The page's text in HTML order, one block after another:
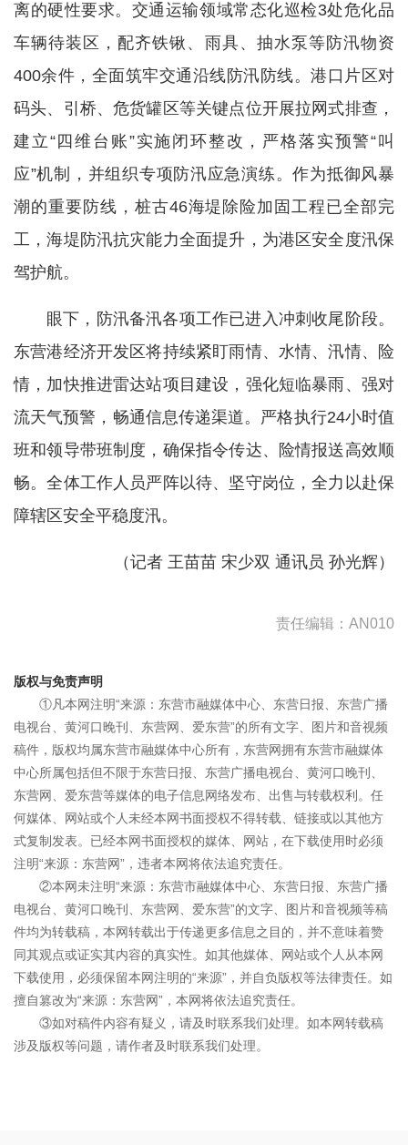
离的硬性要求。交通运输领域常态化巡检3处危化品
车辆待装区，配齐铁锹、雨具、抽水泵等防汛物资
400余件，全面筑牢交通沿线防汛防线。港口片区对
码头、引桥、危货罐区等关键点位开展拉网式排查，
建立“四维台账”实施闭环整改，严格落实预警“叫
应”机制，并组织专项防汛应急演练。作为抵御风暴
潮的重要防线，桩古46海堤除险加固工程已全部完
工，海堤防汛抗灾能力全面提升，为港区安全度汛保
驾护航。
眼下，防汛备汛各项工作已进入冲刺收尾阶段。
东营港经济开发区将持续紧盯雨情、水情、汛情、险
情，加快推进雷达站项目建设，强化短临暴雨、强对
流天气预警，畅通信息传递渠道。严格执行24小时值
班和领导带班制度，确保指令传达、险情报送高效顺
畅。全体工作人员严阵以待、坚守岗位，全力以赴保
障辖区安全平稳度汛。
（记者 王苗苗 宋少双 通讯员 孙光辉 ）
责任编辑：AN010
版权与免责声明
①凡本网注明“来源：东营市融媒体中心、东营日报、东营广播
电视台、黄河口晚刊、东营网、爱东营”的所有文字、图片和音视频
稿件，版权均属东营市融媒体中心所有，东营网拥有东营市融媒体
中心所属包括但不限于东营日报、东营广播电视台、黄河口晚刊、
东营网、爱东营等媒体的电子信息网络发布、出售与转载权利。任
何媒体、网站或个人未经本网书面授权不得转载、链接或以其他方
式复制发表。已经本网书面授权的媒体、网站，在下载使用时必须
注明“来源：东营网”，违者本网将依法追究责任。
②本网未注明“来源：东营市融媒体中心、东营日报、东营广播
电视台、黄河口晚刊、东营网、爱东营”的文字、图片和音视频等稿
件均为转载稿，本网转载出于传递更多信息之目的，并不意味着赞
同其观点或证实其内容的真实性。如其他媒体、网站或个人从本网
下载使用，必须保留本网注明的“来源”，并自负版权等法律责任。如
擅自篡改为“来源：东营网”，本网将依法追究责任。
③如对稿件内容有疑义，请及时联系我们处理。如本网转载稿
涉及版权等问题，请作者及时联系我们处理。